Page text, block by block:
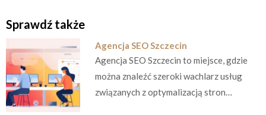
Sprawdź także
Agencja SEO Szczecin
Agencja SEO Szczecin to miejsce, gdzie
można znaleźć szeroki wachlarz usług
związanych z optymalizacją stron…